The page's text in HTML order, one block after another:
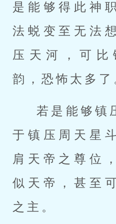
是能够得此神
法蜕变至无法
压天河，可比
韵，恐怖太多了
若是能够镇
于镇压周天星
肩天帝之尊位
似天帝，甚至
之主。